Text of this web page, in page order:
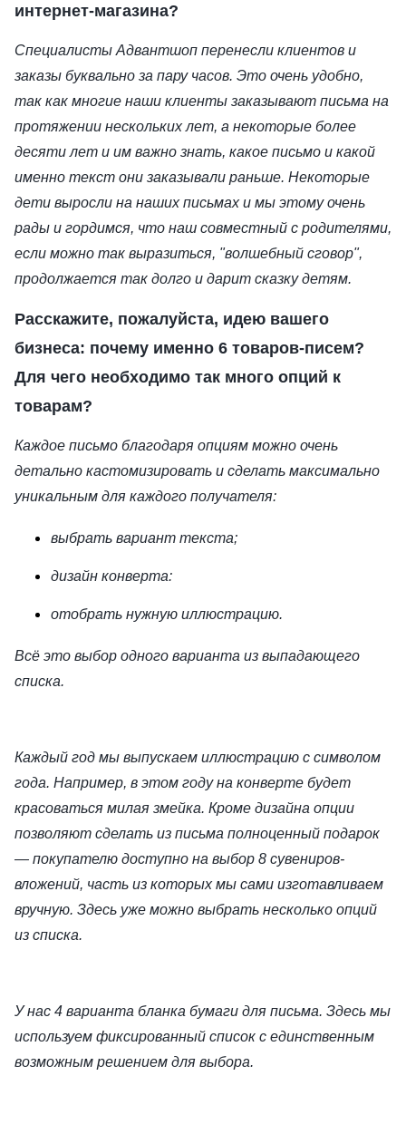
интернет-магазина?
Специалисты Адвантшоп перенесли клиентов и
заказы буквально за пару часов. Это очень удобно,
так как многие наши клиенты заказывают письма на
протяжении нескольких лет, а некоторые более
десяти лет и им важно знать, какое письмо и какой
именно текст они заказывали раньше. Некоторые
дети выросли на наших письмах и мы этому очень
рады и гордимся, что наш совместный с родителями,
если можно так выразиться, "волшебный сговор",
продолжается так долго и дарит сказку детям.
Расскажите, пожалуйста, идею вашего
бизнеса: почему именно 6 товаров-писем?
Для чего необходимо так много опций к
товарам?
Каждое письмо благодаря опциям можно очень
детально кастомизировать и сделать максимально
уникальным для каждого получателя:
выбрать вариант текста;
дизайн конверта:
отобрать нужную иллюстрацию.
Всё это выбор одного варианта из выпадающего
списка.
Каждый год мы выпускаем иллюстрацию с символом
года. Например, в этом году на конверте будет
красоваться милая змейка. Кроме дизайна опции
позволяют сделать из письма полноценный подарок
— покупателю доступно на выбор 8 сувениров-
вложений, часть из которых мы сами изготавливаем
вручную. Здесь уже можно выбрать несколько опций
из списка.
У нас 4 варианта бланка бумаги для письма. Здесь мы
используем фиксированный список с единственным
возможным решением для выбора.